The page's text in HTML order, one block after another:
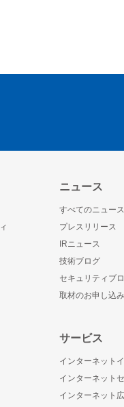
ニュース
すべてのニュース
プレスリリース
IRニュース
技術ブログ
セキュリティブ
取材のお申し込
サービス
インターネット
インターネット
インターネット